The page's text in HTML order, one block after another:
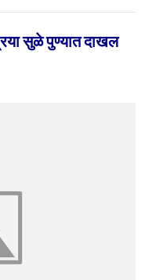
सुळे पुण्यात दाखल